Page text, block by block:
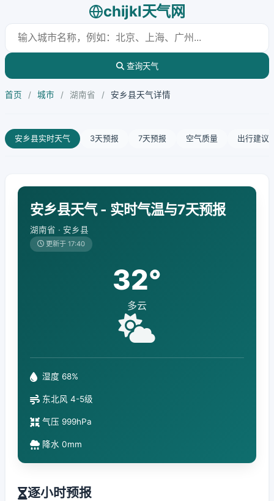
chijkl天气网
查询天气
首页 / 城市 / 湖南省 / 安乡县天气详情
安乡县实时天气 3天预报 7天预报 空气质量 出行建议
安乡县天气 - 实时气温与7天预报
湖南省 · 安乡县
更新于 17:40
32°
多云
湿度 68%
东北风 4-5级
气压 999hPa
降水 0mm
逐小时预报